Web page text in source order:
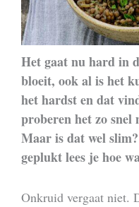
Het gaat nu hard in
bloeit, ook al is het
het hardst en dat
proberen het zo
Maar is dat wel
geplukt lees je hoe
Onkruid vergaat niet.